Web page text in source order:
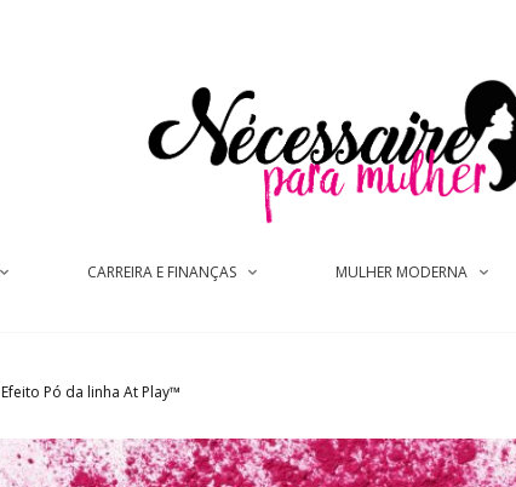
CARREIRA E FINANÇAS MULHER MODERNA
Pó da linha At Play™